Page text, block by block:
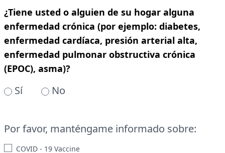
¿Tiene usted o alguien de su hogar alguna
enfermedad crónica (por ejemplo: diabetes,
enfermedad cardíaca, presión arterial alta,
enfermedad pulmonar obstructiva crónica
(EPOC), asma)?
Sí No
Por favor, manténgame informado sobre:
COVID - 19 Vaccine